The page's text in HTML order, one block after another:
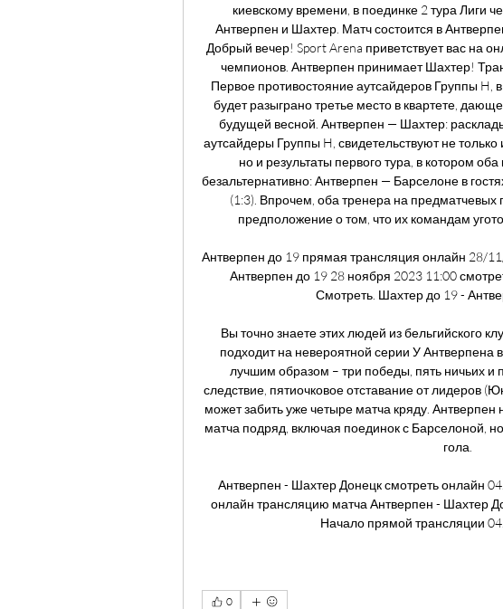
киевскому времени, в поединке 2 тура Лиги
Антверпен и Шахтер. Матч состоится в
Добрый вечер! Sport Arena приветствует вас на
чемпионов. Антверпен принимает Шахтер!
Первое противостояние аутсайдеров Группы H,
будет разыграно третье место в квартете,
будущей весной. Антверпен — Шахтер:
аутсайдеры Группы H, свидетельствуют не
но и результаты первого тура, в котором
безальтернативно: Антверпен — Барселоне в
(1:3). Впрочем, оба тренера на
предположение о том, что их командам
Антверпен до 19 прямая трансляция онлайн 28/
Антверпен до 19 28 ноября 2023 11:00
Смотреть. Шахтер до 19 -
Вы точно знаете этих людей из бельгийского
подходит на невероятной серии У
лучшим образом – три победы, пять ничьих и
следствие, пятиочковое отставание от лидеров
может забить уже четыре матча кряду.
матча подряд, включая поединок с Барселоной,
гола.
Антверпен - Шахтер Донецк смотреть онлайн
онлайн трансляцию матча Антверпен - Шахтер
Начало прямой трансляции
0